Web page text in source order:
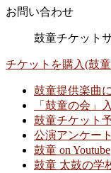
お問い合わせ
鼓童チケット
チケットを購入(鼓
鼓童提供楽曲
「鼓童の会」
鼓童チケット
公演アンケー
鼓童 on Youtube
鼓童 太鼓の学